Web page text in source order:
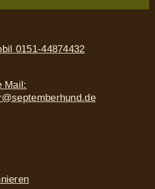
0151-44874432
Mail: